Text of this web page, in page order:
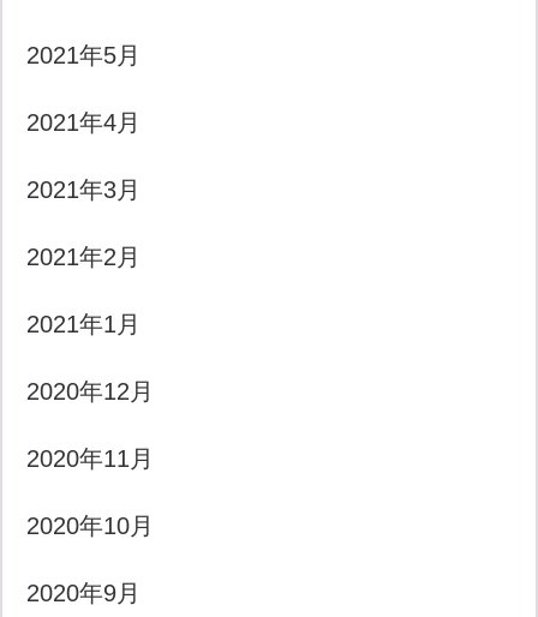
2021年5月
2021年4月
2021年3月
2021年2月
2021年1月
2020年12月
2020年11月
2020年10月
2020年9月